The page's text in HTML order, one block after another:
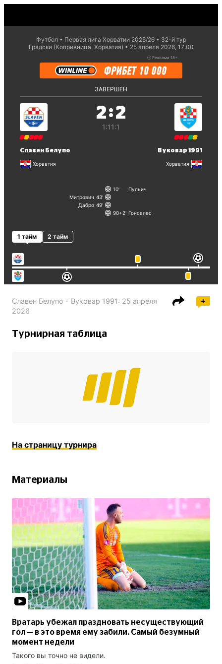
Футбол Первая лига Хорватии 2025/26
32-й тур
Градски (Копривница, Хорватия)
25 апреля 2026, 17:00
ⓘ Реклама 18+.
ЗАВЕРШЕН
Славен Белупо
Хорватия
2:2
1:11:1
Вуковар 1991
Хорватия
10
Пульич
Митрович 43
Дабро 49
90+2 Гонсалес
1 тайм 2 тайм
Славен Белупо - Вуковар 1991: 25 апреля
2026
Турнирная таблица
На страницу турнира
Материалы
Вратарь убежал праздновать несуществующий
гол — в это время ему забили. Самый безумный
момент недели
Такого вы точно не видели.